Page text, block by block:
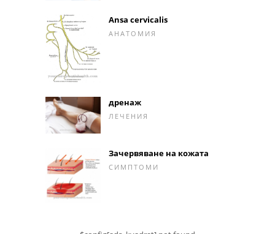
Ansa cervicalis
АНАТОМИЯ
дренаж
ЛЕЧЕНИЯ
Зачервяване на кожата
СИМПТОМИ